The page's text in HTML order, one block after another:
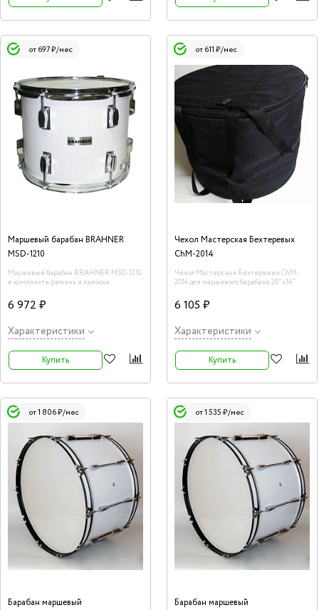
от 697 ₽/мес
Маршевый барабан BRAHNER
MSD-1210
Маршевый барабан BRAHNER MSD-1210
в комплекте ремень и палочки
6 972 ₽
Характеристики
Купить
от 611 ₽/мес
Чехол Мастерская Бехтеревых
ChM-2014
Чехол Мастерская Бехтеревых ChM-
2014 для маршевого барабана 20"х14"
6 105 ₽
Характеристики
Купить
от 1 806 ₽/мес
Барабан маршевый
от 1 535 ₽/мес
Барабан маршевый